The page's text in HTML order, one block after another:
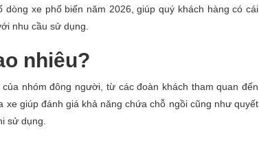
dòng xe phổ biến năm 2026, giúp quý khách hàng có cái
nhu cầu sử dụng.
nhiêu?
nhóm đông người, từ các đoàn khách tham quan đến
giúp đánh giá khả năng chứa chỗ ngồi cũng như quyết
sử dụng.